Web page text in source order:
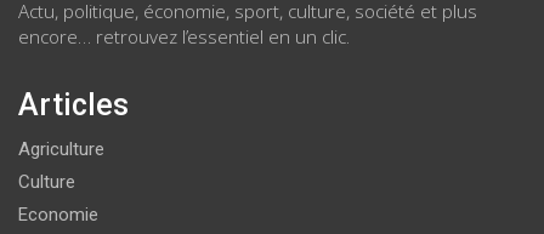
Actu, politique, économie, sport, culture, société et plus
encore… retrouvez l’essentiel en un clic.
Articles
Agriculture
Culture
Economie